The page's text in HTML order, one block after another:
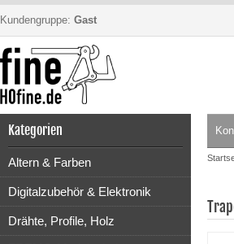
Kundengruppe: Gast
Kategorien
Altern & Farben
Digitalzubehör & Elektronik
Drähte, Profile, Holz